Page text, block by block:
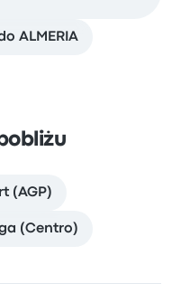
ALMERIA
(AGP)
(Centro)